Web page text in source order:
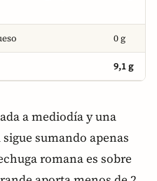
0 g
9,1 g
a mediodía y una
sumando apenas
romana es sobre